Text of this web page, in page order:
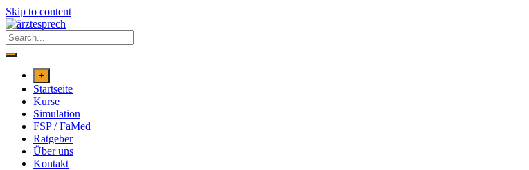
Skip to content
+
Startseite
Kurse
Simulation
FSP / FaMed
Ratgeber
Über uns
Kontakt